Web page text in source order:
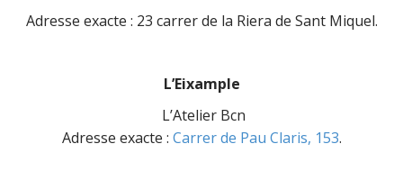
Adresse exacte : 23 carrer de la Riera de Sant Miquel.
L’Eixample
L’Atelier Bcn
Adresse exacte : Carrer de Pau Claris, 153.